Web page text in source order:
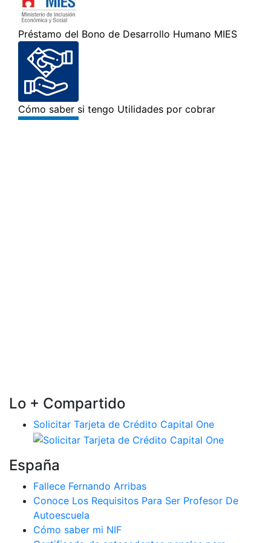
Lo + Compartido
Solicitar Tarjeta de Crédito Capital One
España
Fallece Fernando Arribas
Conoce Los Requisitos Para Ser Profesor De
Autoescuela
Cómo saber mi NIF